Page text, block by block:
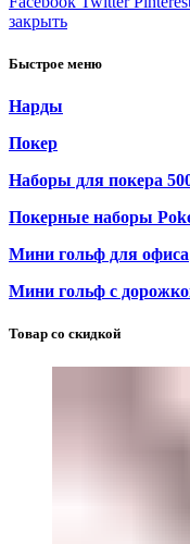
закрыть
Быстрое меню
Нарды
Покер
Наборы для покера
Покерные наборы
Мини гольф для офиса
Мини гольф с
Товар со скидкой